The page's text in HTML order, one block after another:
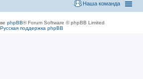
Наша команда
phpBB® Forum Software © phpBB Limited
Русская поддержка phpBB